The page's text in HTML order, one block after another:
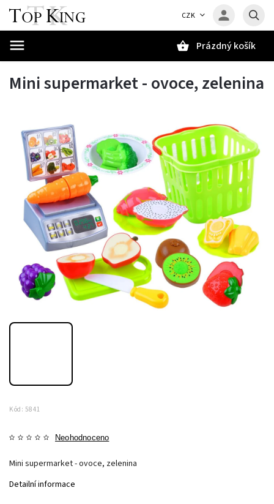
CZK
Prázdný košík
Mini supermarket - ovoce, zelenina
Kód: 5841
Neohodnoceno
Mini supermarket - ovoce, zelenina
Detailní informace